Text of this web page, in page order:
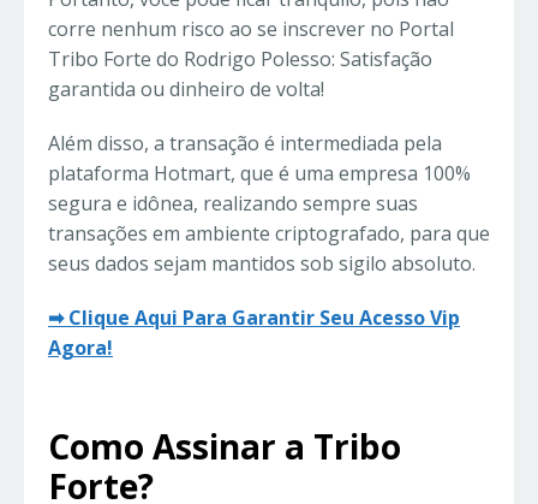
corre nenhum risco ao se inscrever no Portal
Tribo Forte do Rodrigo Polesso: Satisfação
garantida ou dinheiro de volta!
Além disso, a transação é intermediada pela
plataforma Hotmart, que é uma empresa 100%
segura e idônea, realizando sempre suas
transações em ambiente criptografado, para que
seus dados sejam mantidos sob sigilo absoluto.
➡ Clique Aqui Para Garantir Seu Acesso Vip
Agora!
Como Assinar a Tribo
Forte?